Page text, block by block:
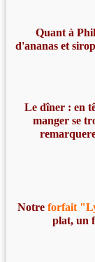
Quant à
d'ananas et
Le dîner : en
manger se
Notre forfait
plat, un